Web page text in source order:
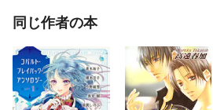
同じ作者の本